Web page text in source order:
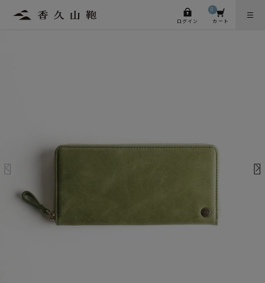
ログイン カート
0